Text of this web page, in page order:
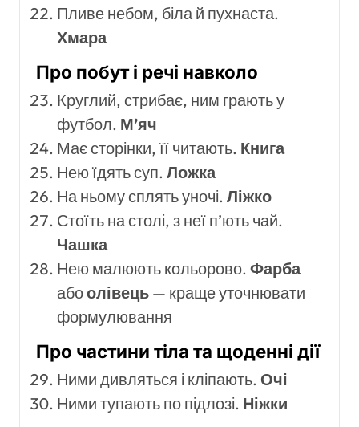
Пливе небом, біла й пухнаста.
Хмара
Про побут і речі навколо
Круглий, стрибає, ним грають у
футбол. М’яч
Має сторінки, її читають. Книга
Нею їдять суп. Ложка
На ньому сплять уночі. Ліжко
Стоїть на столі, з неї п’ють чай.
Чашка
Нею малюють кольорово. Фарба
абоолівець— краще уточнювати
формулювання
Про частини тіла та щоденні дії
Ними дивляться і кліпають. Очі
Ними тупають по підлозі. Ніжки